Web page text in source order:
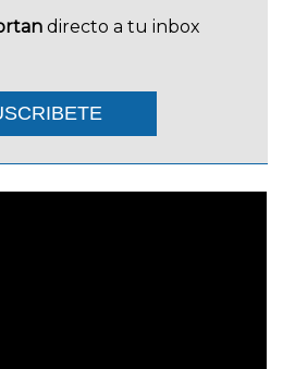
directo a tu inbox